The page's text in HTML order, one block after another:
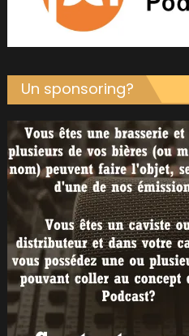
Un sponsoring?